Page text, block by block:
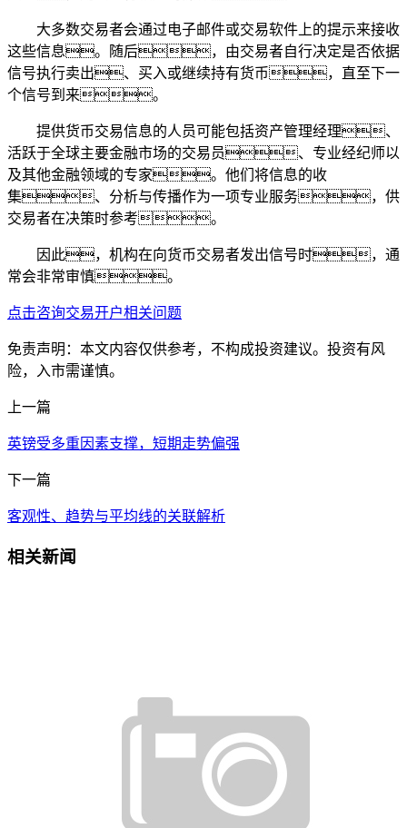
大多数交易者会通过电子邮件或交易软件上的提示来接收
这些信息。随后，由交易者自行决定是否依据
信号执行卖出、买入或继续持有货币，直至下一
个信号到来。
提供货币交易信息的人员可能包括资产管理经理、
活跃于全球主要金融市场的交易员、专业经纪师以
及其他金融领域的专家。他们将信息的收
集、分析与传播作为一项专业服务，供
交易者在决策时参考。
因此，机构在向货币交易者发出信号时，通
常会非常审慎。
点击咨询交易开户相关问题
免责声明：本文内容仅供参考，不构成投资建议。投资有风
险，入市需谨慎。
上一篇
英镑受多重因素支撑，短期走势偏强
下一篇
客观性、趋势与平均线的关联解析
相关新闻